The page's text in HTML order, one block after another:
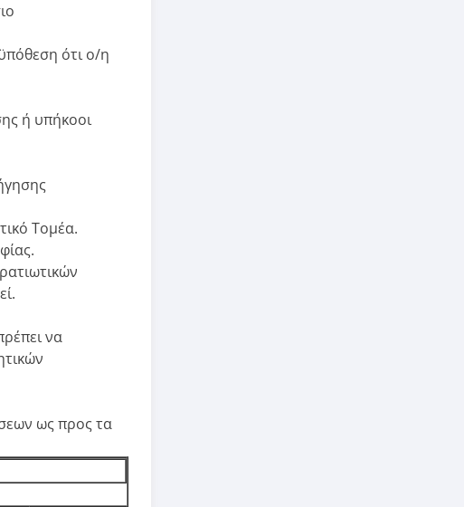
ότι ο/η
ή υπήκοοι
Τομέα.
να
ως προς τα